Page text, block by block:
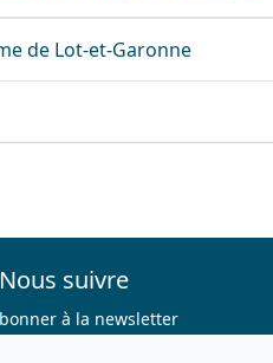
de Lot-et-Garonne
Nous suivre
à la newsletter